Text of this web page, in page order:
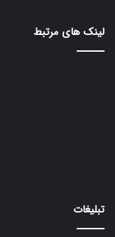
لینک های مرتبط
تبلیغات